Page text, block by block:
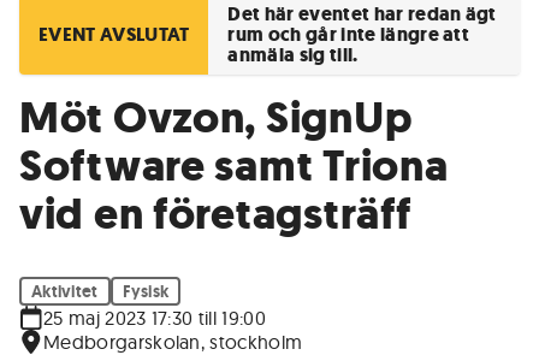
EVENT AVSLUTAT
Det här eventet har redan ägt
rum och går inte längre att
anmäla sig till.
Möt Ovzon, SignUp
Software samt Triona
vid en företagsträff
Aktivitet Fysisk
25 maj 2023 17:30 till 19:00
Medborgarskolan, stockholm